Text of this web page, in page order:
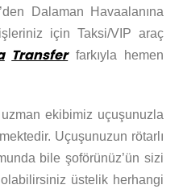
Dalaman Havaalanına
için Taksi/VIP araç
Transfer farkıyla hemen
ekibimiz uçuşunuzla
Uçuşunuzun rötarlı
bile şoförünüz’ün sizi
üstelik herhangi